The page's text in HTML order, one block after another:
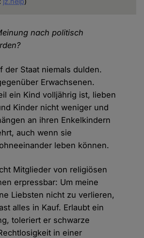
nach politisch
der Staat niemals dulden.
Erwachsenen.
ein Kind volljährig ist, lieben
Kinder nicht weniger und
an ihren Enkelkindern
auch wenn sie
leben können.
Mitglieder von religiösen
erpressbar: Um meine
Liebsten nicht zu verlieren,
alles in Kauf. Erlaubt ein
toleriert er schwarze
in einer